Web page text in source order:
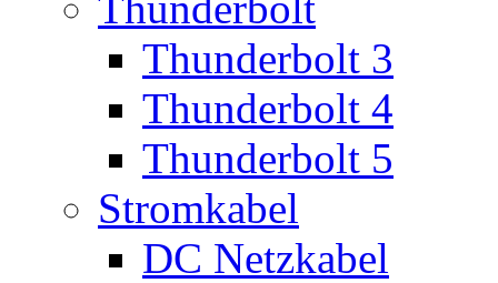
Thunderbolt 3
Thunderbolt 4
Thunderbolt 5
Stromkabel
DC Netzkabel